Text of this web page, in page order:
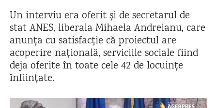
Un interviu era oferit și de secretarul de
stat ANES, liberala Mihaela Andreianu, care
anunța cu satisfacție că proiectul are
acoperire națională, serviciile sociale fiind
deja oferite în toate cele 42 de locuințe
înființate.